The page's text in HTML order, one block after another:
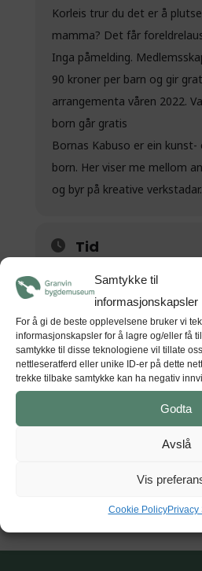
Samtykke til
informasjonskapsler
For å gi de beste opplevelsene bruker vi
informasjonskapsler for å lagre og/eller få
samtykke til disse teknologiene vil tillate
nettleseratferd eller unike ID-er på dette
trekke tilbake samtykke kan ha negativ
Godta
Avslå
Vis
Cookie PolicyPrivacy
Korleis trur du det er å
mamma? Det får
Inga påmelding.
90 kroner per barn og gir
arrangementa våren 2022.
born går gratis
Bornas Kabuso er ein
born. Her viser me mellom
og byr på kreative verkstadar.
Tid
(Sundag) 12:00 (GMT+00:00)
STAD
Kunsthuset Kabuso
Hardangerfjordvegen 626,